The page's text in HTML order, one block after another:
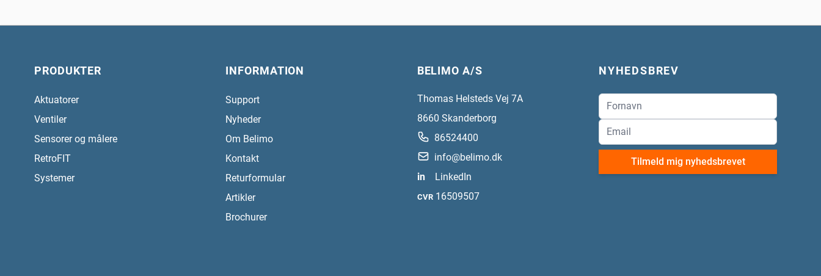
PRODUKTER
Aktuatorer
Ventiler
Sensorer og målere
RetroFIT
Systemer
INFORMATION
Support
Nyheder
Om Belimo
Kontakt
Returformular
Artikler
Brochurer
BELIMO A/S
Thomas Helsteds Vej 7A
8660 Skanderborg
86524400
info@belimo.dk
in
LinkedIn
CVR 16509507
NYHEDSBREV
Tilmeld mig nyhedsbrevet